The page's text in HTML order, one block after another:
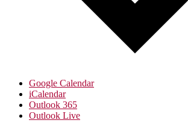
Google Calendar
iCalendar
Outlook 365
Outlook Live